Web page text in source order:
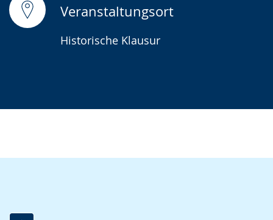
Veranstaltungsort
Historische Klausur